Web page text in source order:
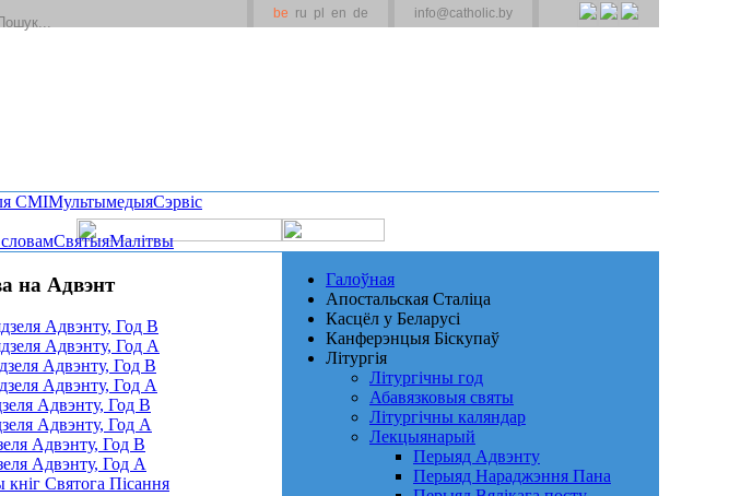
be ru pl en de info@catholic.by
СМІМультымедыяСэрвіс
СвятыяМалітвы
на Адвэнт
Адвэнту, Год B
Адвэнту, Год A
Адвэнту, Год B
Адвэнту, Год A
Адвэнту, Год B
Адвэнту, Год A
Адвэнту, Год В
Адвэнту, Год A
кніг Святога Пісання
Галоўная
Апостальская Сталіца
Касцёл у Беларусі
Канферэнцыя Біскупаў
Літургія
Літургічны год
Абавязковыя святы
Літургічны каляндар
Лекцыянарый
Перыяд Адвэнту
Перыяд Нараджэння Пана